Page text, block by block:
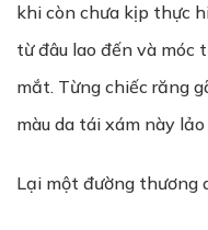
khi còn chưa kịp thực
từ đâu lao đến và móc
mắt. Từng chiếc răng
màu da tái xám này
Lại một đường thương